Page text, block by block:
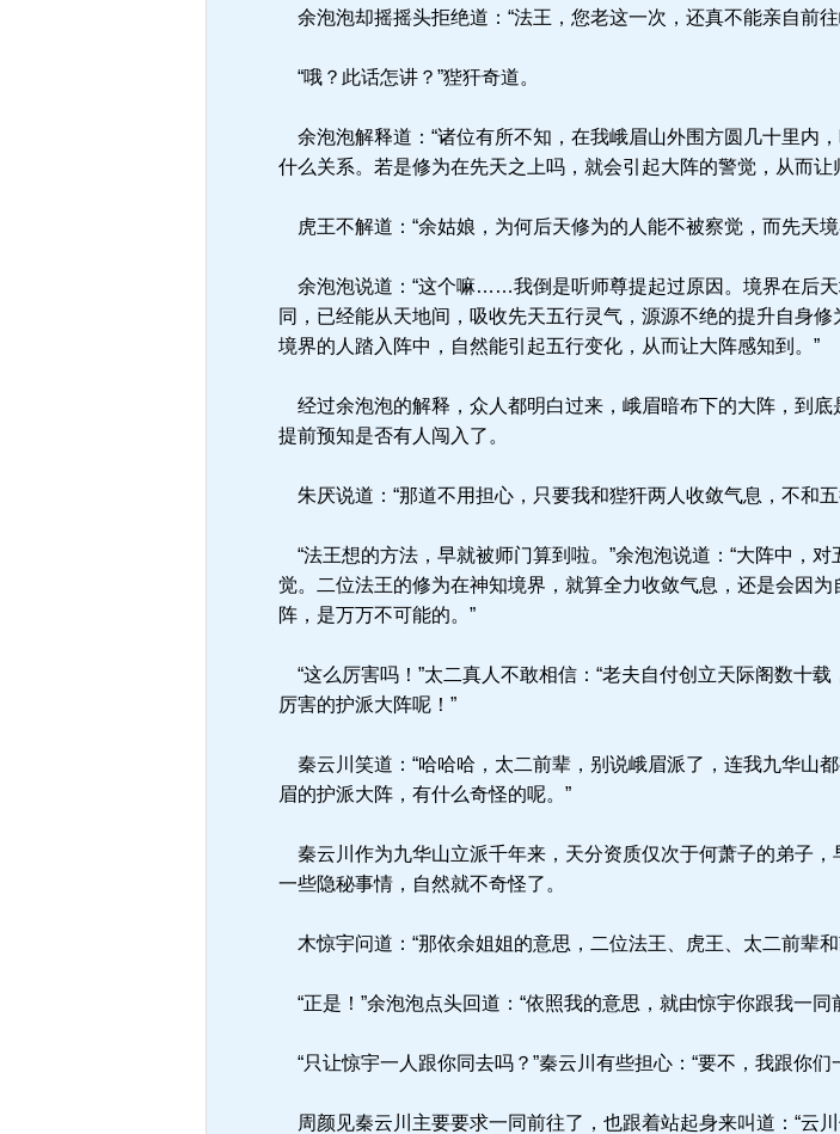
余泡泡却摇摇头拒绝道：“法王，您老这一次，还真不能亲自前往
“哦？此话怎讲？”狴犴奇道。
余泡泡解释道：“诸位有所不知，在我峨眉山外围方圆几十里内
什么关系。若是修为在先天之上吗，就会引起大阵的警觉，从而让
虎王不解道：“余姑娘，为何后天修为的人能不被察觉，而先天
余泡泡说道：“这个嘛……我倒是听师尊提起过原因。境界在后
同，已经能从天地间，吸收先天五行灵气，源源不绝的提升自身
境界的人踏入阵中，自然能引起五行变化，从而让大阵感知到。”
经过余泡泡的解释，众人都明白过来，峨眉暗布下的大阵，到底
提前预知是否有人闯入了。
朱厌说道：“那道不用担心，只要我和狴犴两人收敛气息，不和
“法王想的方法，早就被师门算到啦。”余泡泡说道：“大阵中，
觉。二位法王的修为在神知境界，就算全力收敛气息，还是会因
阵，是万万不可能的。”
“这么厉害吗！”太二真人不敢相信：“老夫自付创立天际阁数十
厉害的护派大阵呢！”
秦云川笑道：“哈哈哈，太二前辈，别说峨眉派了，连我九华山
眉的护派大阵，有什么奇怪的呢。”
秦云川作为九华山立派千年来，天分资质仅次于何萧子的弟子
一些隐秘事情，自然就不奇怪了。
木惊宇问道：“那依余姐姐的意思，二位法王、虎王、太二前辈
“正是！”余泡泡点头回道：“依照我的意思，就由惊宇你跟我一
“只让惊宇一人跟你同去吗？”秦云川有些担心：“要不，我跟你
周颜见秦云川主要要求一同前往了，也跟着站起身来叫道：“云